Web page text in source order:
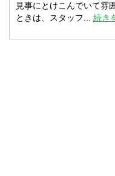
見事にとけこんでいて雰
ときは、スタッフ... 続き